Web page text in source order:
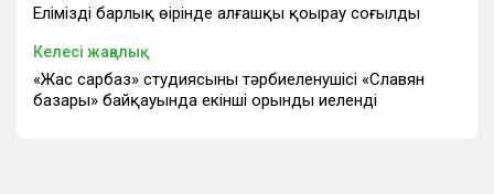
Еліміздің барлық өңірінде алғашқы қоңырау соғылды
Келесі жаңалық
«Жас сарбаз» студиясының тәрбиеленушісі «Славян
базары» байқауында екінші орынды иеленді